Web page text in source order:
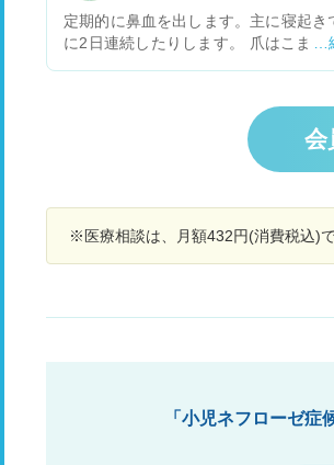
定期的に鼻血を出します。主に寝起き
に2日連続したりします。 爪はこまめ
会
※医療相談は、月額432円(消費税込)
「小児ネフローゼ